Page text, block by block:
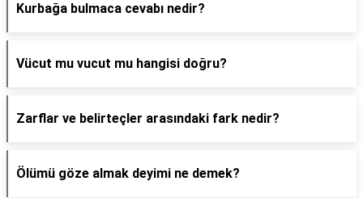
Kurbağa bulmaca cevabı nedir?
Vücut mu vucut mu hangisi doğru?
Zarflar ve belirteçler arasındaki fark nedir?
Ölümü göze almak deyimi ne demek?